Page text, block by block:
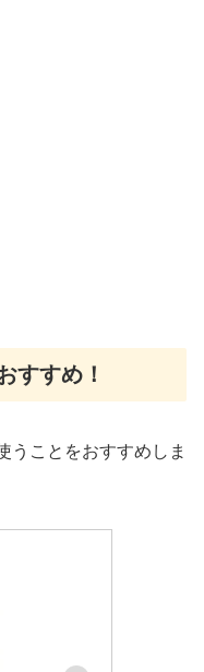
すすめ！
うことをおすすめしま